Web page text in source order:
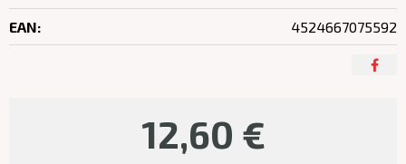
12,60 €
EAN: 4524667075592